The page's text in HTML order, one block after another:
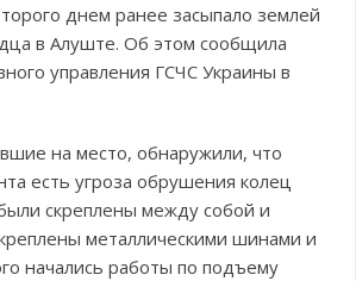
днем ранее засыпало землей
в Алуште. Об этом сообщила
управления ГСЧС Украины в
на место, обнаружили, что
есть угроза обрушения колец
скреплены между собой и
металлическими шинами и
начались работы по подъему